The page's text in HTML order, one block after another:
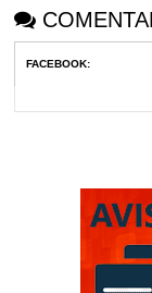
FACEBOOK: